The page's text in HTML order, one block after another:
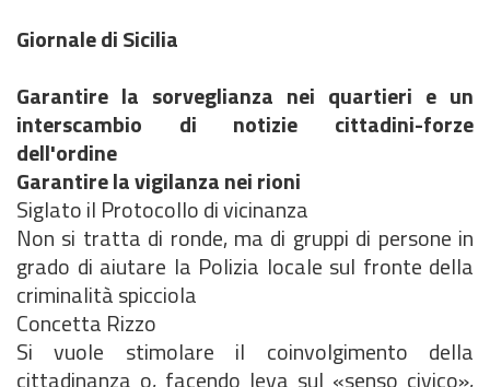
Giornale di Sicilia
Garantire la sorveglianza nei quartieri e un
interscambio di notizie cittadini-forze
dell'ordine
Garantire la vigilanza nei rioni
Siglato il Protocollo di vicinanza
Non si tratta di ronde, ma di gruppi di persone in
grado di aiutare la Polizia locale sul fronte della
criminalità spicciola
Concetta Rizzo
Si vuole stimolare il coinvolgimento della
cittadinanza o, facendo leva sul «senso civico»,